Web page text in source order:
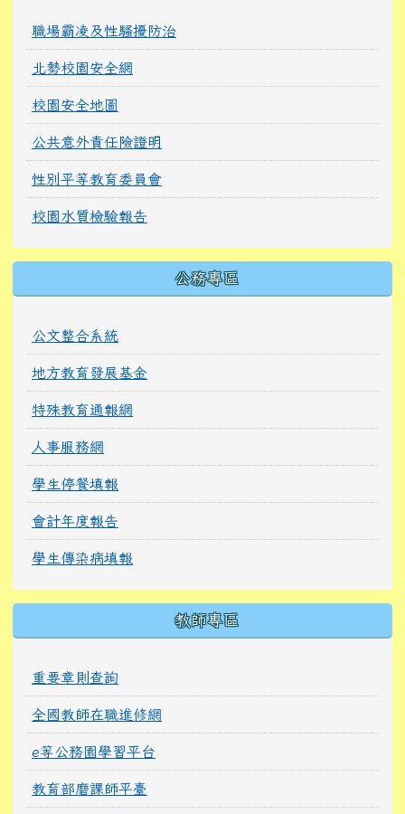
職場霸凌及性騷擾防治
北勢校園安全網
校園安全地圖
公共意外責任險證明
性別平等教育委員會
校園水質檢驗報告
公務專區
公文整合系統
地方教育發展基金
特殊教育通報網
人事服務網
學生停餐填報
會計年度報告
學生傳染病填報
教師專區
重要章則查詢
全國教師在職進修網
e等公務園學習平台
教育部磨課師平臺